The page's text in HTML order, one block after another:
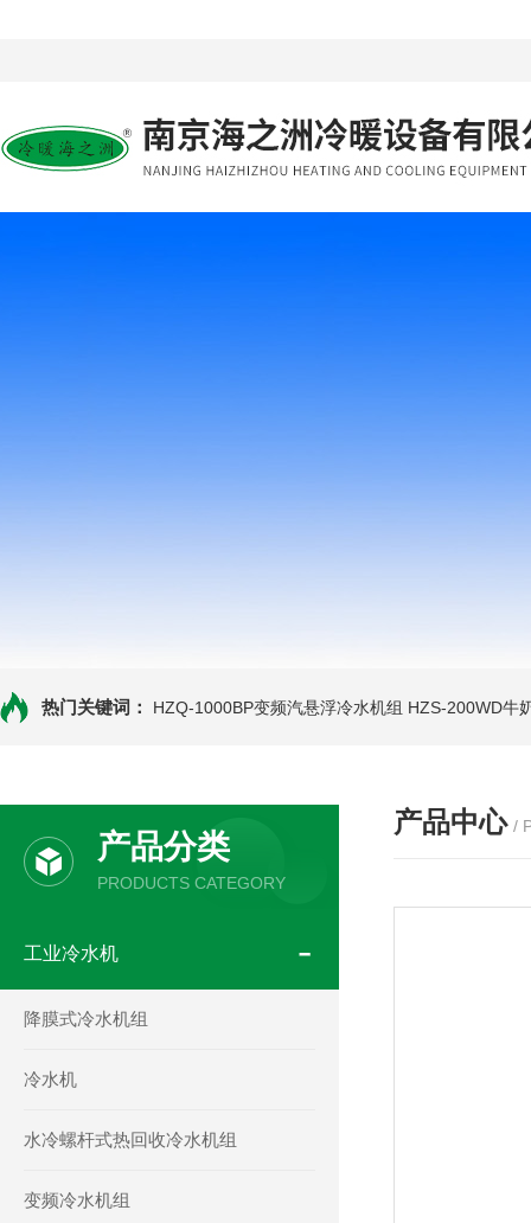
热门关键词： HZQ-1000BP变频汽悬浮冷水机组 HZS-200WD牛
产品分类
PRODUCTS CATEGORY
工业冷水机
降膜式冷水机组
冷水机
水冷螺杆式热回收冷水机组
变频冷水机组
产品中心 /